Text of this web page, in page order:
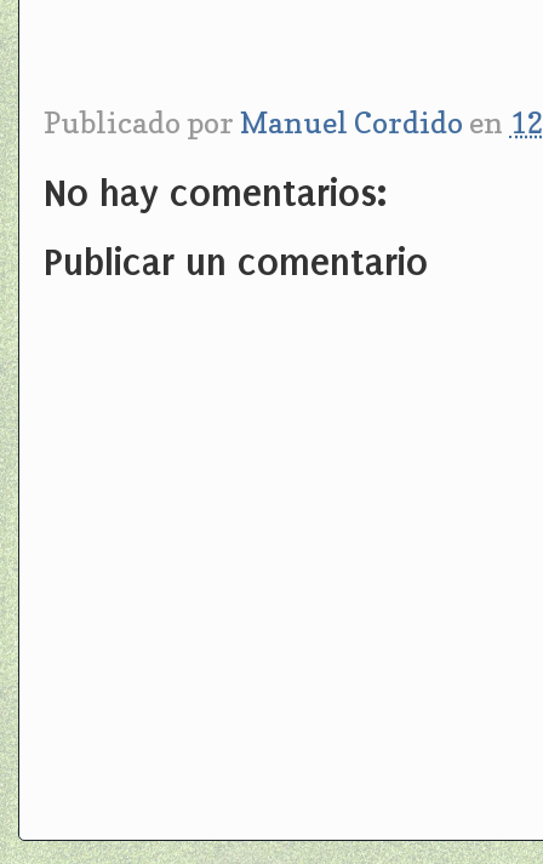
Publicado por Manuel Cordido en
No hay comentarios:
Publicar un comentario